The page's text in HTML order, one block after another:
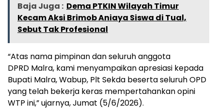
Baja Juga : Dema PTKIN Wilayah Timur
Kecam Aksi Brimob Aniaya Siswa di Tual,
Sebut Tak Profesional
“Atas nama pimpinan dan seluruh anggota
DPRD Malra, kami menyampaikan apresiasi kepada
Bupati Malra, Wabup, Plt Sekda beserta seluruh OPD
yang telah bekerja keras mempertahankan opini
WTP ini,” ujarnya, Jumat (5/6/2026).